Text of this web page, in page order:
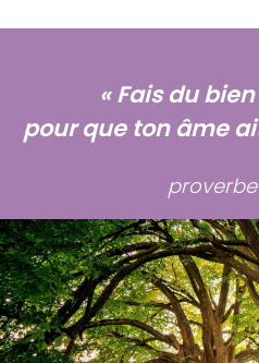
« Fais du
pour que ton âme